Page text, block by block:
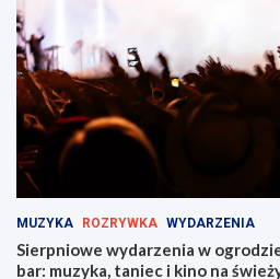
w
Z
a
b
r
z
u
!
a
ż
y
M
i
e
s
e
j
w
MUZYKA ROZRYWKA WYDARZENIA
Sierpniowe wydarzenia w
bar: muzyka, taniec i kino na